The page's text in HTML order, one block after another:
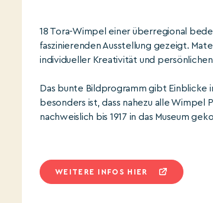
18 Tora-Wimpel einer überregional
faszinierenden Ausstellung gezeigt.
individueller Kreativität und
Das bunte Bildprogramm gibt Einblicke
besonders ist, dass nahezu alle
nachweislich bis 1917 in das Museum
WEITERE INFOS HIER